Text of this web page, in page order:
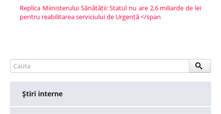
Replica Miinisterului Sănătății: Statul nu are 2,6 miliarde de lei
pentru reabilitarea serviciului de Urgență </span
Ştiri interne